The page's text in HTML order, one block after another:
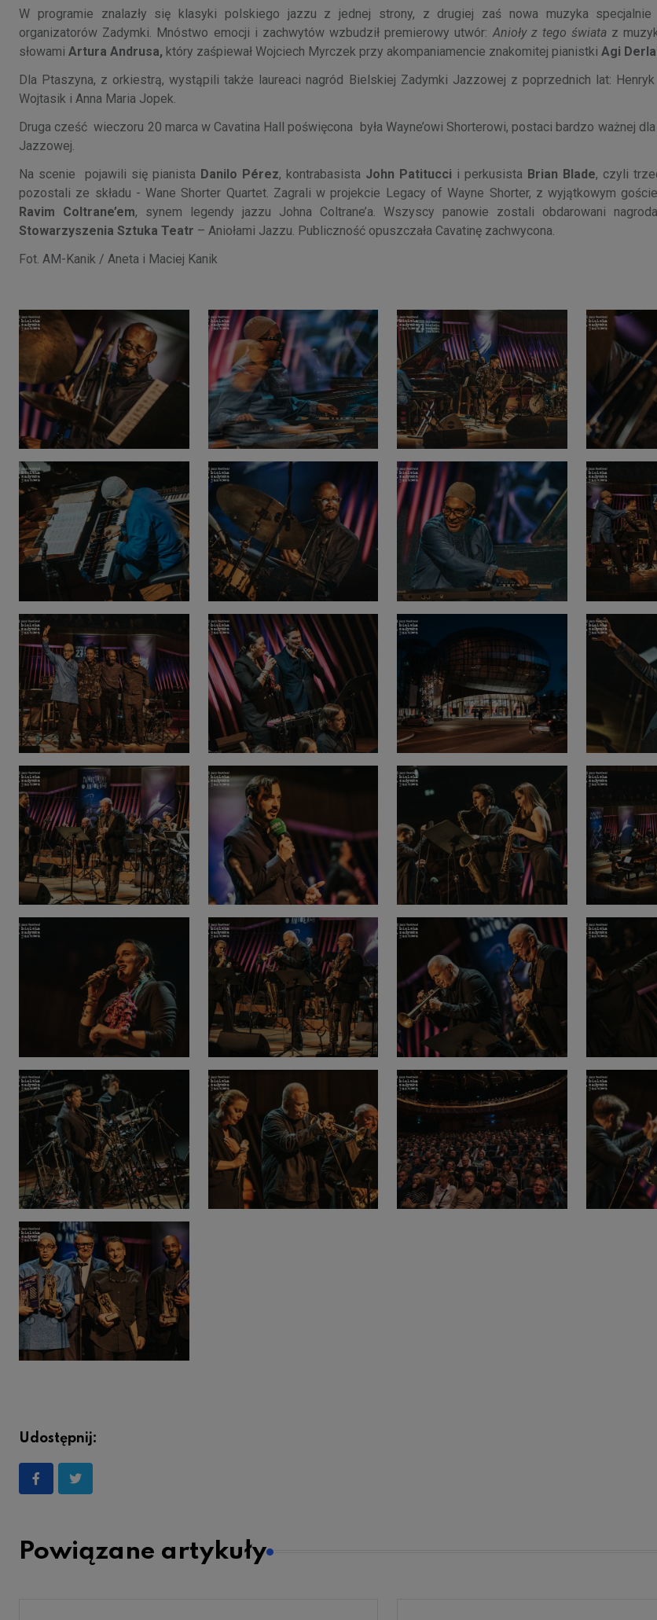
W programie znalazły się klasyki polskiego jazzu z jednej strony, z drugiej zaś nowa muzyka specjalnie
organizatorów Zadymki. Mnóstwo emocji i zachwytów wzbudził premierowy utwór:Anioły z tego świata z
słowami Artura Andrusa, który zaśpiewał Wojciech Myrczek przy akompaniamencie znakomitej pianistki Agi
Dla Ptaszyna, z orkiestrą, wystąpili także laureaci nagród Bielskiej Zadymki Jazzowej z poprzednich lat:
Wojtasik i Anna Maria Jopek.
Druga cześć wieczoru 20 marca w Cavatina Hall poświęcona była Wayne’owi Shorterowi, postaci bardzo ważnej
Jazzowej.
Na scenie pojawili się pianista Danilo Pérez, kontrabasista John Patitucci i perkusista Brian Blade, czyli
pozostali ze składu - Wane Shorter Quartet. Zagrali w projekcie Legacy of Wayne Shorter, z wyjątkowym
Ravim Coltrane’em, synem legendy jazzu Johna Coltrane’a. Wszyscy panowie zostali obdarowani
Stowarzyszenia Sztuka Teatr – Aniołami Jazzu. Publiczność opuszczała Cavatinę zachwycona.
Fot. AM-Kanik / Aneta i Maciej Kanik
Udostępnij:
Powiązane artykuły